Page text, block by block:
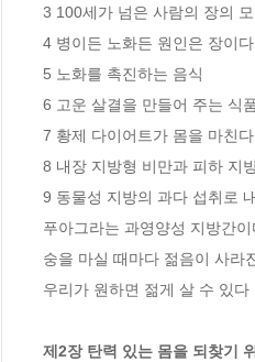
3 100세가 넘은 사람의 장의
4 병이든 노화든 원인은 장이
5 노화를 촉진하는 음식
6 고운 살결을 만들어 주는 식
7 황제 다이어트가 몸을 마친다
8 내장 지방형 비만과 피하 지
9 동물성 지방의 과다 섭취로
푸아그라는 과영양성 지방간이
숭을 마실 때마다 젊음이 사라
우리가 원하면 젊게 살 수 있다
제2장 탄력 있는 몸을 되찾기